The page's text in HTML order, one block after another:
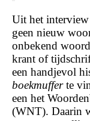
Uit het
geen nieuw
onbekend
krant of
een handjevol
boekmufferte
een het
(WNT). Daarin